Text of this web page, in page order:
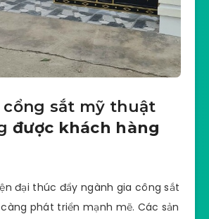
cổng sắt mỹ thuật
được khách hàng
đại thúc đẩy ngành gia công sắt
phát triển mạnh mẽ. Các sản